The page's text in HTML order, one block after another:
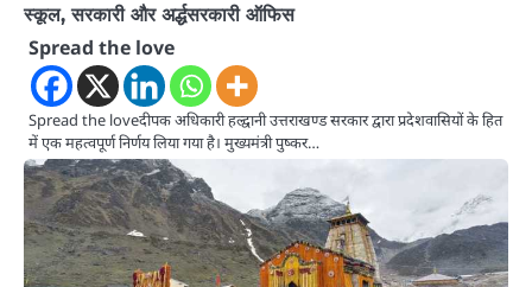
स्कूल, सरकारी और अर्द्धसरकारी ऑफिस
Spread the love
Spread the loveदीपक अधिकारी हल्द्वानी उत्तराखण्ड सरकार द्वारा प्रदेशवासियों के हित
में एक महत्वपूर्ण निर्णय लिया गया है। मुख्यमंत्री पुष्कर…